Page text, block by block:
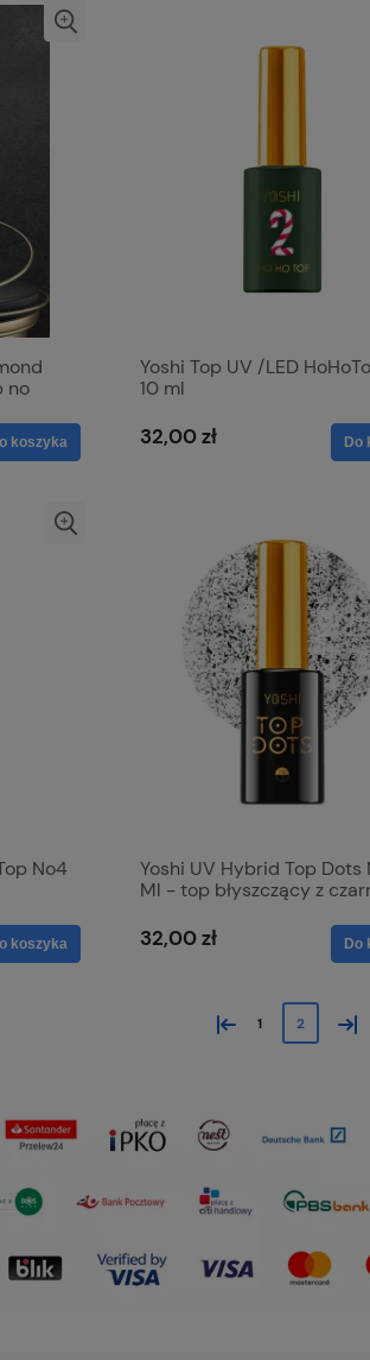
no
koszyka
Yoshi Top UV /LED
10 ml
32,00 zł Do
No4
koszyka
Yoshi UV Hybrid Top Dots
Ml - top błyszczący z
32,00 zł Do
« 1 2 »